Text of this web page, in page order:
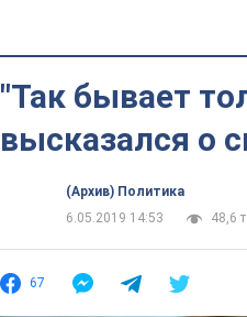
"Так бывает
высказался о
(Архив) Политика
6.05.2019 14:53
48,6 т.
67